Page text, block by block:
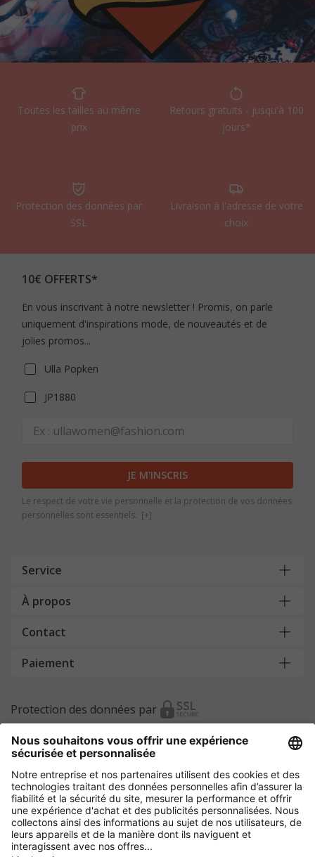
Toutes les tailles au même
prix
Retours gratuits - jusqu'à 100
jours*
Protection des données par
SSL
Livraison à l'adresse de votre
choix
10€ OFFERTS*
En vous inscrivant à notre newsletter ! Promis, on parle
uniquement d'inspirations mode, de nouveautés et de
jolies promos...
Ulla Popken
JP1880
JE M'INSCRIS
Le respect de votre vie personnelle et la protection de vos données
personnelles sont essentiels. [+]
Service
À propos
Contact
Paiement
Protection des données par
Autres magasins en ligne
Belgique